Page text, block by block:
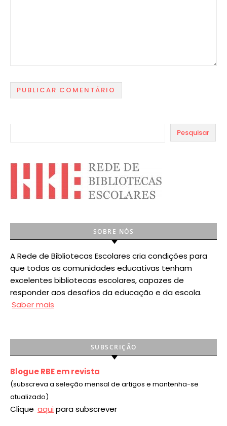
Pesquisar
SOBRE NÓS
A Rede de Bibliotecas Escolares cria condições para
que todas as comunidades educativas tenham
excelentes bibliotecas escolares, capazes de
responder aos desafios da educação e da escola.
Saber mais
SUBSCRIÇÃO
Blogue RBE em revista
(subscreva a seleção mensal de artigos e mantenha-se
atualizado)
Clique aqui para subscrever